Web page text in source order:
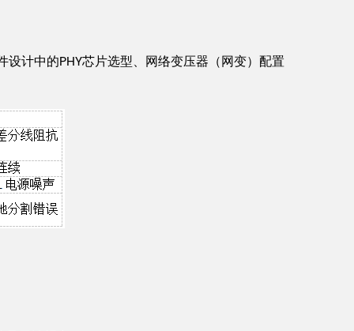
计中的PHY芯片选型、网络变压器（网变）配置